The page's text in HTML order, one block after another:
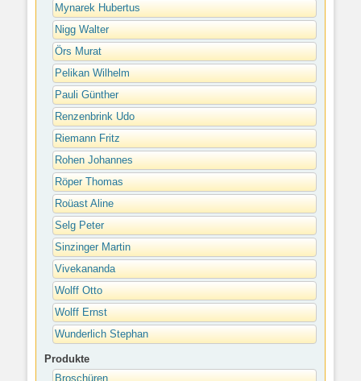
Mynarek Hubertus
Nigg Walter
Örs Murat
Pelikan Wilhelm
Pauli Günther
Renzenbrink Udo
Riemann Fritz
Rohen Johannes
Röper Thomas
Roüast Aline
Selg Peter
Sinzinger Martin
Vivekananda
Wolff Otto
Wolff Ernst
Wunderlich Stephan
Produkte
Broschüren